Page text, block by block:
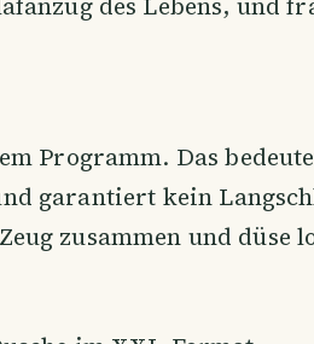
Programm. Das
garantiert kein
zusammen und düse